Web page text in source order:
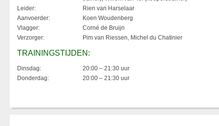
Leider:
Rien van Harselaar
Aanvoerder:
Koen Woudenberg
Vlagger:
Corné de Bruijn
Verzorger:
Pim van Riessen, Michel du Chatinier
TRAININGSTIJDEN:
Dinsdag:
20:00 – 21:30 uur
Donderdag:
20:00 – 21:30 uur